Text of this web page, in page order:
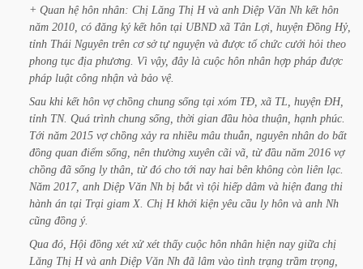
+ Quan hệ hôn nhân: Chị Lăng Thị H và anh Diệp Văn Nh kết hôn
năm 2010, có đăng ký kết hôn tại UBND xã Tân Lợi, huyện Đồng Hỷ,
tỉnh Thái Nguyên trên cơ sở tự nguyện và được tổ chức cưới hỏi theo
phong tục địa phương. Vì vậy, đây là cuộc hôn nhân hợp pháp được
pháp luật công nhận và bảo vệ.
Sau khi kết hôn vợ chồng chung sống tại xóm TĐ, xã TL, huyện ĐH,
tỉnh TN. Quá trình chung sống, thời gian đầu hòa thuận, hạnh phúc.
Tới năm 2015 vợ chồng xảy ra nhiều mâu thuẫn, nguyên nhân do bất
đồng quan điểm sống, nên thường xuyên cãi vã, từ đầu năm 2016 vợ
chồng đã sống ly thân, từ đó cho tới nay hai bên không còn liên lạc.
Năm 2017, anh Diệp Văn Nh bị bắt vì tội hiếp dâm và hiện đang thi
hành án tại Trại giam X. Chị H khởi kiện yêu cầu ly hôn và anh Nh
cũng đồng ý.
Qua đó, Hội đồng xét xử xét thấy cuộc hôn nhân hiện nay giữa chị
Lăng Thị H và anh Diệp Văn Nh đã lâm vào tình trạng trầm trọng,